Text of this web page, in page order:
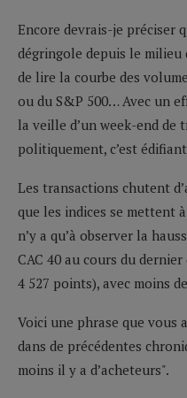
Encore devrais-je préciser
dégringole depuis le
de lire la courbe des
ou du S&P 500… Avec un
la veille d’un week-end
politiquement, c’est
Les transactions chutent
que les indices se mettent
n’y a qu’à observer la
CAC 40 au cours du
4 527 points), avec moins
Voici une phrase que vous
dans de précédentes
moins il y a d’acheteurs".